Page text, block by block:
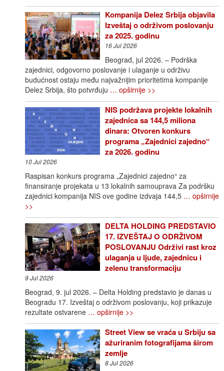
Kompanija Delez Srbija objavila
Izveštaj o održivom poslovanju
za 2025. godinu
16 Jul 2026
Beograd, jul 2026. – Podrška
zajednici, odgovorno poslovanje i ulaganje u održivu
budućnost ostaju među najvažnijim prioritetima kompanije
Delez Srbija, što potvrđuju … opširnije >>
NIS podržava projekte lokalnih
zajednica sa 144,5 miliona
dinara: Otvoren konkurs
programa „Zajednici zajedno“
za 2026. godinu
10 Jul 2026
Raspisan konkurs programa „Zajednici zajedno“ za
finansiranje projekata u 13 lokalnih samouprava Za podršku
zajednici kompanija NIS ove godine izdvaja 144,5 … opširnije
>>
DELTA HOLDING PREDSTAVIO
17. IZVEŠTAJ O ODRŽIVOM
POSLOVANJU Održivi rast kroz
ulaganja u ljude, zajednicu i
zelenu transformaciju
9 Jul 2026
Beograd, 9. jul 2026. – Delta Holding predstavio je danas u
Beogradu 17. Izveštaj o održivom poslovanju, koji prikazuje
rezultate ostvarene … opširnije >>
Street View se vraća u Srbiju sa
ažuriranim fotografijama širom
zemlje
8 Jul 2026